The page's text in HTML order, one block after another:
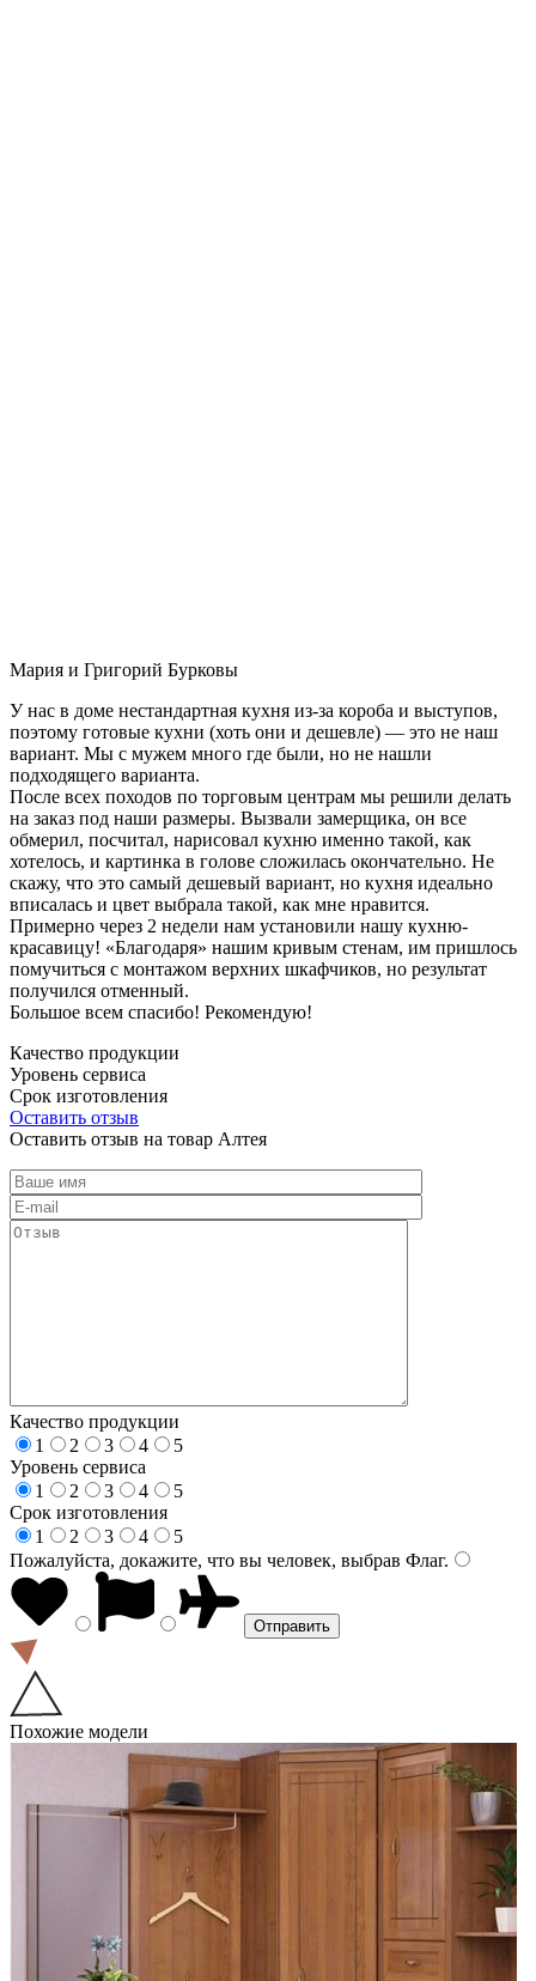
Мария и Григорий Бурковы
У нас в доме нестандартная кухня из-за короба и выступов,
поэтому готовые кухни (хоть они и дешевле) — это не наш
вариант. Мы с мужем много где были, но не нашли
подходящего варианта.
После всех походов по торговым центрам мы решили делать
на заказ под наши размеры. Вызвали замерщика, он все
обмерил, посчитал, нарисовал кухню именно такой, как
хотелось, и картинка в голове сложилась окончательно. Не
скажу, что это самый дешевый вариант, но кухня идеально
вписалась и цвет выбрала такой, как мне нравится.
Примерно через 2 недели нам установили нашу кухню-
красавицу! «Благодаря» нашим кривым стенам, им пришлось
помучиться с монтажом верхних шкафчиков, но результат
получился отменный.
Большое всем спасибо! Рекомендую!
Качество продукции
Уровень сервиса
Срок изготовления
Оставить отзыв
Оставить отзыв на товар Алтея
Качество продукции
1
2 3 4
5
Уровень сервиса
1
2 3 4
5
Срок изготовления
1
2 3 4
5
Пожалуйста, докажите, что вы человек, выбрав Флаг.
Похожие модели